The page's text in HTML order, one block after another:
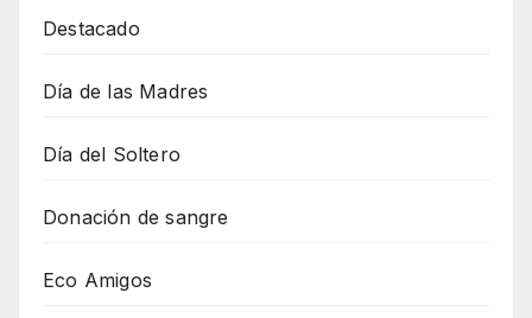
Destacado
Día de las Madres
Día del Soltero
Donación de sangre
Eco Amigos